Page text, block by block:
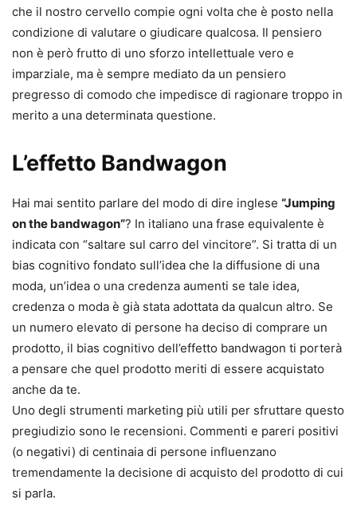
che il nostro cervello compie ogni volta che è posto nella
condizione di valutare o giudicare qualcosa. Il pensiero
non è però frutto di uno sforzo intellettuale vero e
imparziale, ma è sempre mediato da un pensiero
pregresso di comodo che impedisce di ragionare troppo in
merito a una determinata questione.
L’effetto Bandwagon
Hai mai sentito parlare del modo di dire inglese “Jumping
on the bandwagon”? In italiano una frase equivalente è
indicata con “saltare sul carro del vincitore”. Si tratta di un
bias cognitivo fondato sull’idea che la diffusione di una
moda, un’idea o una credenza aumenti se tale idea,
credenza o moda è già stata adottata da qualcun altro. Se
un numero elevato di persone ha deciso di comprare un
prodotto, il bias cognitivo dell’effetto bandwagon ti porterà
a pensare che quel prodotto meriti di essere acquistato
anche da te.
Uno degli strumenti marketing più utili per sfruttare questo
pregiudizio sono le recensioni. Commenti e pareri positivi
(o negativi) di centinaia di persone influenzano
tremendamente la decisione di acquisto del prodotto di cui
si parla.